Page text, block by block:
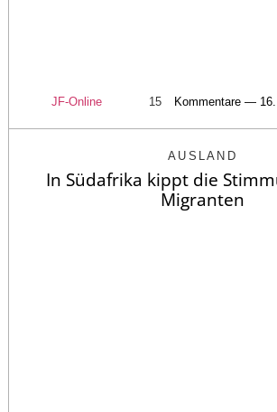
JF-Online 15 Kommentare —
AUSLAND
In Südafrika kippt die
Migranten